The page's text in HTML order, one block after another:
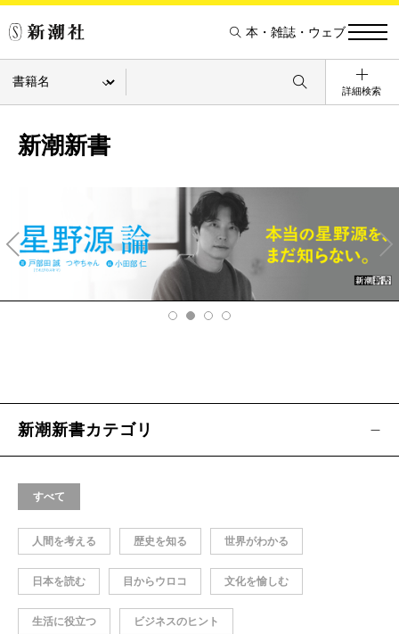
本・雑誌・ウェブ
詳細検索
新潮新書
v
Ne
xt
新潮新書カテゴリ
すべて
人間を考える 歴史を知る 世界がわかる
日本を読む 目からウロコ 文化を愉しむ
生活に役立つ ビジネスのヒント